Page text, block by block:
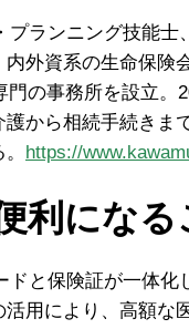
ランニング技能士
外資系の生命保険
の事務所を設立。
から相続手続きま
https://
利になる
と保険証が一体化
用により、高額な